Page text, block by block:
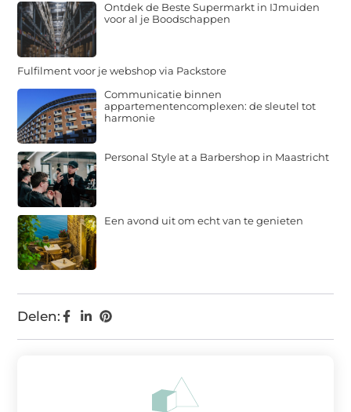
Delen:
Ontdek de Beste Supermarkt in IJmuiden
voor al je Boodschappen
Fulfilment voor je webshop via Packstore
Communicatie binnen
appartementencomplexen: de sleutel tot
harmonie
Personal Style at a Barbershop in Maastricht
Een avond uit om echt van te genieten